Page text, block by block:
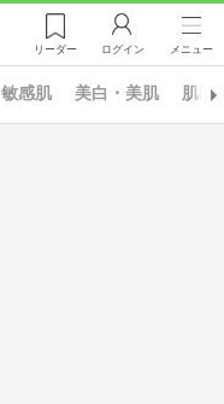
リーダー ログイン メニュー
敏感肌 美白・美肌 肌断